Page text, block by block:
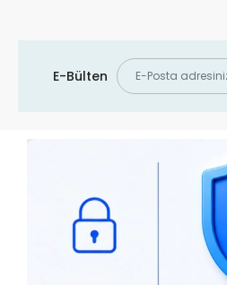
E-Bülten